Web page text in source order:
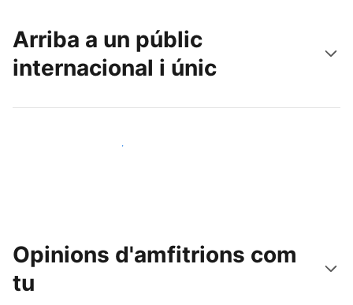
Arriba a un públic
internacional i únic
Arriba a nous clients avui mateix
Opinions d'amfitrions com
tu